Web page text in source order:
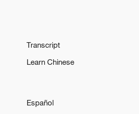
Transcript
Learn Chinese
Español